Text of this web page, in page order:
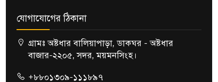
যোগাযোগের ঠিকানা
গ্রামঃ অষ্টধার বালিয়াপাড়া, ডাকঘর - অষ্টধার
বাজার-২২০৫, সদর, ময়মনসিংহ।
+৮৮০১৩০৯-১১১৮৯৭